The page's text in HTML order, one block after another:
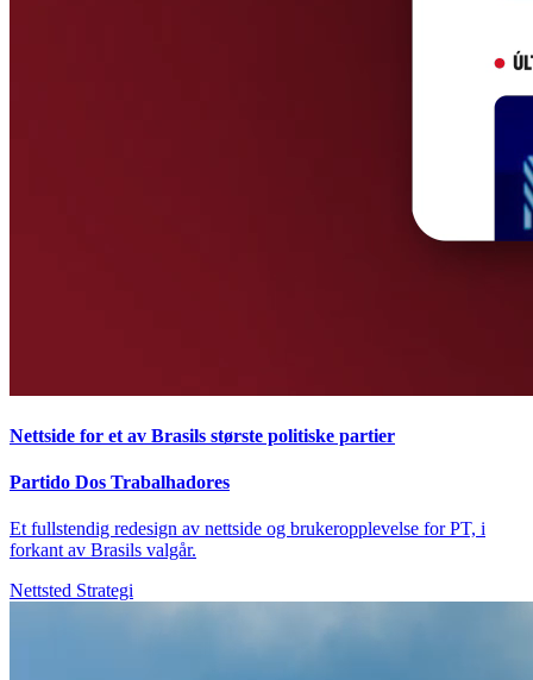
Nettside for et av Brasils største politiske partier
Partido Dos Trabalhadores
Et fullstendig redesign av nettside og brukeropplevelse for PT, i
forkant av Brasils valgår.
Nettsted Strategi